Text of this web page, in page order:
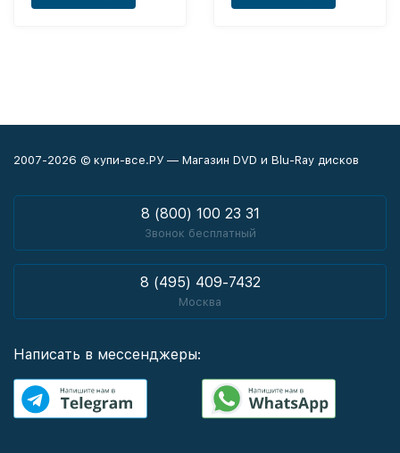
2007-2026 © купи-все.РУ — Магазин DVD и Blu-Ray дисков
8 (800) 100 23 31
Звонок бесплатный
8 (495) 409-7432
Москва
Написать в мессенджеры: